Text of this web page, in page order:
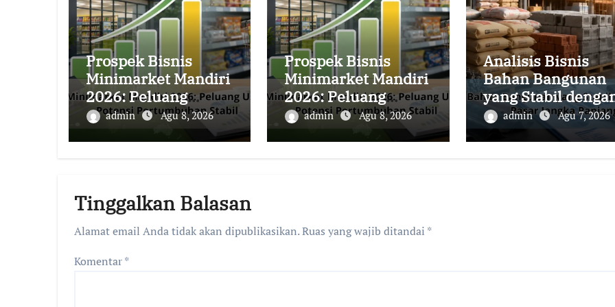
Prospek Bisnis
Minimarket Mandiri
2026: Peluang
Usaha Lokal dengan
Potensi
admin Agu 8, 2026
Prospek Bisnis
Minimarket Mandiri
2026: Peluang
Usaha Lokal dengan
Potensi
admin Agu 8, 2026
Analisis Bisnis
Bahan Bangunan
yang Stabil
Melihat Peluang
Pasar Jangka
admin Agu 7, 2026
Tinggalkan Balasan
Alamat email Anda tidak akan dipublikasikan.Ruas yang wajib ditandai *
Komentar*